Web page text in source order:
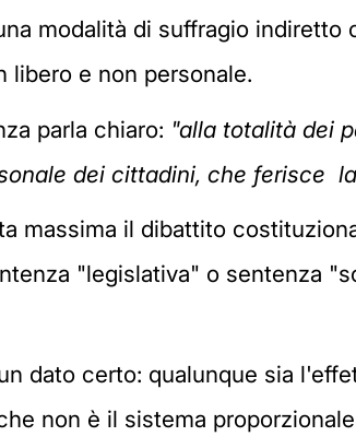
modalità di suffragio
libero e non personale.
parla chiaro: "alla totalità dei
dei cittadini, che ferisce
massima il dibattito
"legislativa" o sentenza
dato certo: qualunque sia
non è il sistema